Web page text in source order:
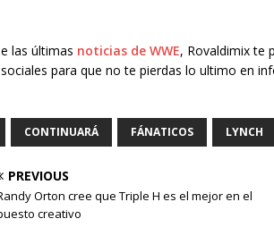
las últimas noticias de WWE, Rovaldimix te
para que no te pierdas lo ultimo en
CONTINUARÁ FÁNATICOS LYNCH
PREVIOUS
Orton cree que Triple H es el mejor en el
creativo